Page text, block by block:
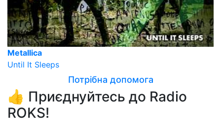
Metallica
Until It Sleeps
Потрібна допомога
👍 Приєднуйтесь до Radio
ROKS!